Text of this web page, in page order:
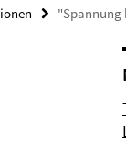
"Spannung